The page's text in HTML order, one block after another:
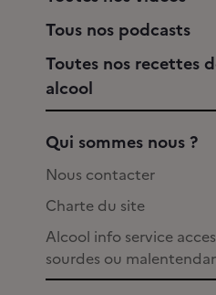
Tous nos podcasts
Toutes nos recettes
alcool
Qui sommes nous ?
Nous contacter
Charte du site
Alcool info service
sourdes ou